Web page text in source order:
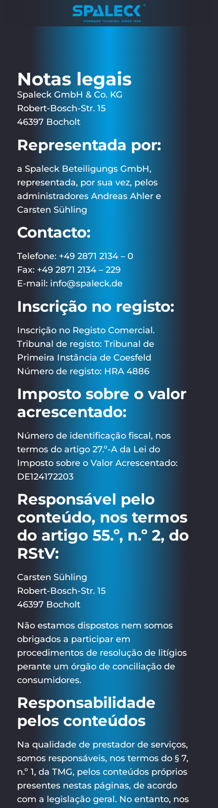
Notas legais
Spaleck GmbH & Co. KG
Robert-Bosch-Str. 15
46397 Bocholt
Representada por:
a Spaleck Beteiligungs GmbH,
representada, por sua vez, pelos
administradores Andreas Ahler e
Carsten Sühling
Contacto:
Telefone: +49 2871 2134 – 0
Fax: +49 2871 2134 – 229
E-mail: info@spaleck.de
Inscrição no registo:
Inscrição no Registo Comercial.
Tribunal de registo: Tribunal de
Primeira Instância de Coesfeld
Número de registo: HRA 4886
Imposto sobre o valor
acrescentado:
Número de identificação fiscal, nos
termos do artigo 27.º-A da Lei do
Imposto sobre o Valor Acrescentado:
DE124172203
Responsável pelo
conteúdo, nos termos
do artigo 55.º, n.º 2, do
RStV:
Carsten Sühling
Robert-Bosch-Str. 15
46397 Bocholt
Não estamos dispostos nem somos
obrigados a participar em
procedimentos de resolução de litígios
perante um órgão de conciliação de
consumidores.
Responsabilidade
pelos conteúdos
Na qualidade de prestador de serviços,
somos responsáveis, nos termos do § 7,
n.º 1, da TMG, pelos conteúdos próprios
presentes nestas páginas, de acordo
com a legislação geral. No entanto, nos